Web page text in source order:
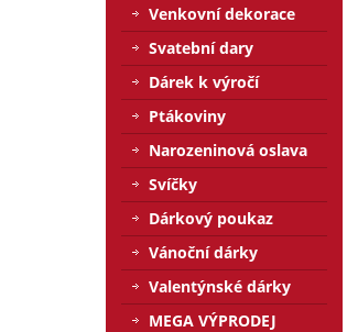
Venkovní dekorace
Svatební dary
Dárek k výročí
Ptákoviny
Narozeninová oslava
Svíčky
Dárkový poukaz
Vánoční dárky
Valentýnské dárky
MEGA VÝPRODEJ